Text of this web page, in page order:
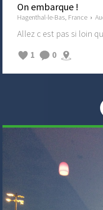
On embarque !
Hagenthal-le-Bas, France ›
Allez c est pas si loin
1
0